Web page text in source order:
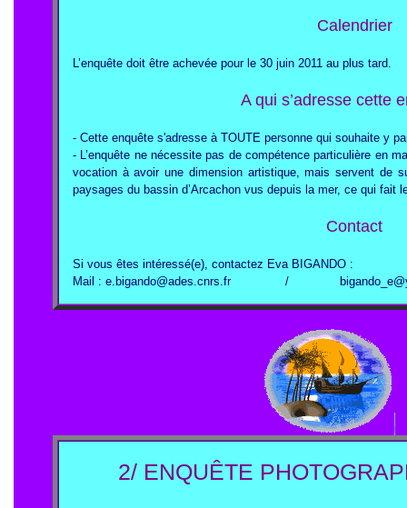
Calendrier
L’enquête doit être achevée pour le 30 juin 2011 au plus tard.
A qui s’adresse cette
- Cette enquête s'adresse à TOUTE personne qui souhaite y
- L’enquête ne nécessite pas de compétence particulière en
vocation à avoir une dimension artistique, mais servent de
paysages du bassin d’Arcachon vus depuis la mer, ce qui fait
Contact
Si vous êtes intéressé(e), contactez Eva BIGANDO :
Mail : e.bigando@ades.cnrs.fr /
2/ ENQUÊTE